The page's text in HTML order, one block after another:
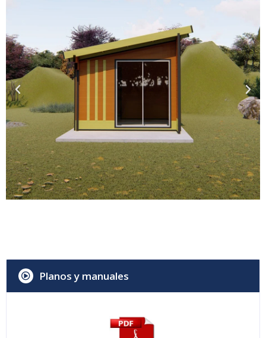
Planos y manuales